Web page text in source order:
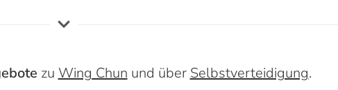
zu Wing Chun und über Selbstverteidigung.